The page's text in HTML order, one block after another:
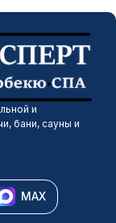
и
бани, сауны и
MAX